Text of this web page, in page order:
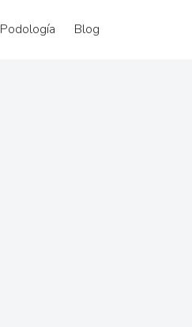
Podología Blog